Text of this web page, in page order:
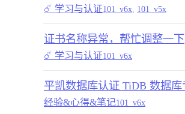
☄️ 学习与认证101_v6x 101_v5x
证书名称异常，帮忙调整一下
☄️ 学习与认证101_v6x
平凯数据库认证 TiDB 数据库
经验&心得&笔记101_v6x